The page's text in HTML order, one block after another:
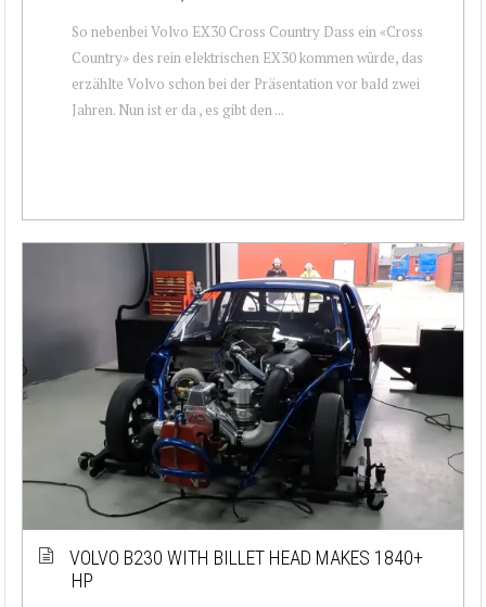
So nebenbei Volvo EX30 Cross Country Dass ein «Cross
Country» des rein elektrischen EX30 kommen würde, das
erzählte Volvo schon bei der Präsentation vor bald zwei
Jahren. Nun ist er da , es gibt den ...
VOLVO B230 WITH BILLET HEAD MAKES 1840+
HP